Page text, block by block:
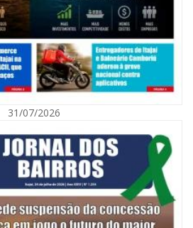
conheça os sinais de alerta da
31/07/2026